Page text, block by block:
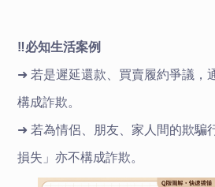
‼️必知生活案例
➜ 若是遲延還款、買賣履約爭議，
構成詐欺。
➜ 若為情侶、朋友、家人間的欺騙
損失」亦不構成詐欺。